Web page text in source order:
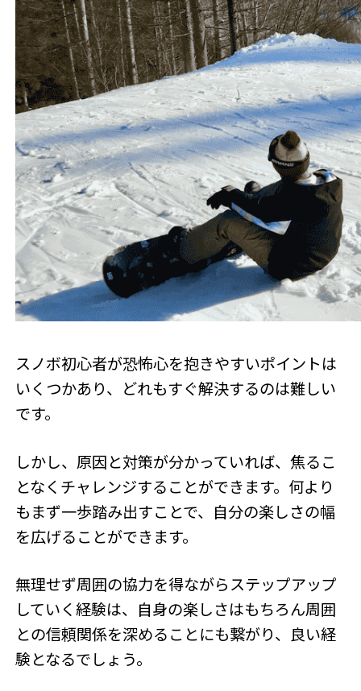
スノボ初心者が恐怖心を抱きやすいポイントは
いくつかあり、どれもすぐ解決するのは難しい
です。
しかし、原因と対策が分かっていれば、焦るこ
となくチャレンジすることができます。何より
もまず一歩踏み出すことで、自分の楽しさの幅
を広げることができます。
無理せず周囲の協力を得ながらステップアップ
していく経験は、自身の楽しさはもちろん周囲
との信頼関係を深めることにも繋がり、良い経
験となるでしょう。